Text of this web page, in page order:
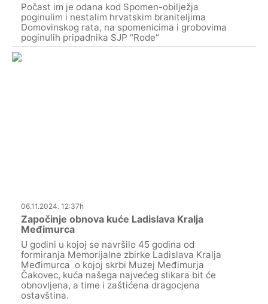
Počast im je odana kod Spomen-obilježja
poginulim i nestalim hrvatskim braniteljima
Domovinskog rata, na spomenicima i grobovima
poginulih pripadnika SJP “Rode“
06.11.2024. 12:37h
Započinje obnova kuće Ladislava Kralja
Međimurca
U godini u kojoj se navršilo 45 godina od
formiranja Memorijalne zbirke Ladislava Kralja
Međimurca o kojoj skrbi Muzej Međimurja
Čakovec, kuća našega najvećeg slikara bit će
obnovljena, a time i zaštićena dragocjena
ostavština.